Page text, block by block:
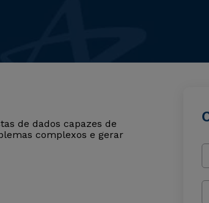
de dados capazes de
complexos e gerar